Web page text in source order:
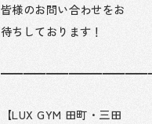
皆様のお問い合わせをお
待ちしております！
【LUX GYM 田町・三田